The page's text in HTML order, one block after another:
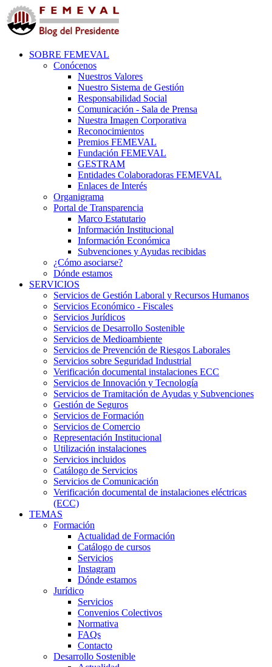
SOBRE FEMEVAL
Conócenos
Nuestros Valores
Nuestro Sistema de Gestión
Responsabilidad Social
Comunicación - Sala de Prensa
Nuestra Imagen Corporativa
Reconocimientos
Premios FEMEVAL
Fundación FEMEVAL
GESTRAM
Entidades Colaboradoras FEMEVAL
Enlaces de Interés
Organigrama
Portal de Transparencia
Marco Estatutario
Información Institucional
Información Económica
Subvenciones y Ayudas recibidas
¿Cómo asociarse?
Dónde estamos
SERVICIOS
Servicios de Gestión Laboral y Recursos Humanos
Servicios Económico - Fiscales
Servicios Jurídicos
Servicios de Desarrollo Sostenible
Servicios de Medioambiente
Servicios de Prevención de Riesgos Laborales
Servicios sobre Seguridad Industrial
Verificación documental instalaciones ECC
Servicios de Innovación y Tecnología
Servicios de Tramitación de Ayudas y Subvenciones
Gestión de Seguros
Servicios de Formación
Servicios de Comercio
Representación Institucional
Utilización instalaciones
Servicios incluidos
Catálogo de Servicios
Servicios de Comunicación
Verificación documental de instalaciones eléctricas
(ECC)
TEMAS
Formación
Actualidad de Formación
Catálogo de cursos
Servicios
Instagram
Dónde estamos
Jurídico
Servicios
Convenios Colectivos
Normativa
FAQs
Contacto
Desarrollo Sostenible